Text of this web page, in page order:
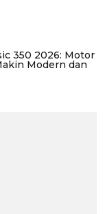
350 2026: Motor
Modern dan